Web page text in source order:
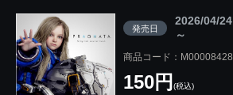
発売日
2026/04/24
～
商品コード：M00008428
150円 (税込)